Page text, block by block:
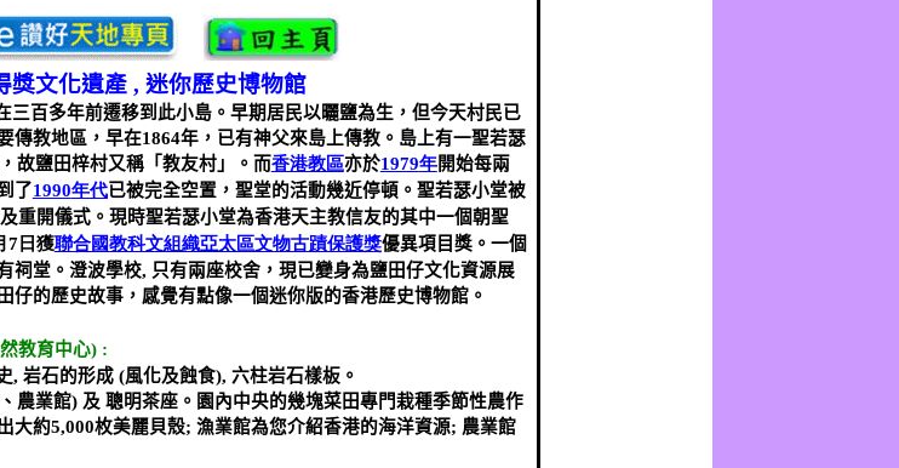
獎文化遺產, 迷你歷史博物館
三百多年前遷移到此小島。早期居民以曬鹽為生，但今天村民已
傳教地區，早在1864年，已有神父來島上傳教。島上有一聖若瑟
故鹽田梓村又稱「教友村」。而香港教區亦於1979年開始每兩
了1990年代已被完全空置，聖堂的活動幾近停頓。聖若瑟小堂被
重開儀式。現時聖若瑟小堂為香港天主教信友的其中一個朝聖
7日獲聯合國教科文組織亞太區文物古蹟保護獎優異項目獎。一個
祠堂。澄波學校, 只有兩座校舍，現已變身為鹽田仔文化資源展
仔的歷史故事，感覺有點像一個迷你版的香港歷史博物館。
教育中心) :
,岩石的形成 (風化及蝕食),六柱岩石樣板。
農業館) 及 聰明茶座。園內中央的幾塊菜田專門栽種季節性農作
大約5,000枚美麗貝殼; 漁業館為您介紹香港的海洋資源; 農業館